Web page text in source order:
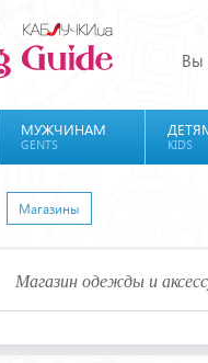
Вы
МУЖЧИНАМ
GENTS KIDS
Магазины
Магазин одежды и